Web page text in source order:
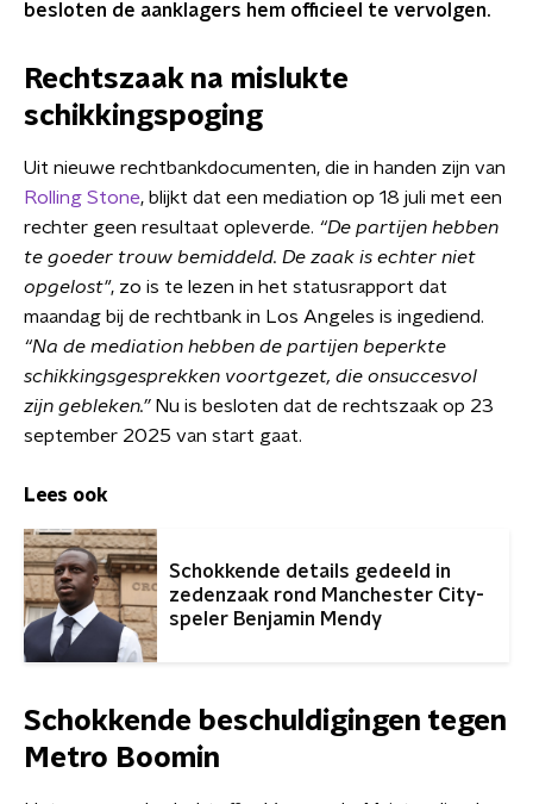
besloten de aanklagers hem officieel te vervolgen.
Rechtszaak na mislukte
schikkingspoging
Uit nieuwe rechtbankdocumenten, die in handen zijn van
Rolling Stone, blijkt dat een mediation op 18 juli met een
rechter geen resultaat opleverde. “De partijen hebben
te goeder trouw bemiddeld. De zaak is echter niet
opgelost", zo is te lezen in het statusrapport dat
maandag bij de rechtbank in Los Angeles is ingediend.
“Na de mediation hebben de partijen beperkte
schikkingsgesprekken voortgezet, die onsuccesvol
zijn gebleken.” Nu is besloten dat de rechtszaak op 23
september 2025 van start gaat.
Lees ook
Schokkende details gedeeld in
zedenzaak rond Manchester City-
speler Benjamin Mendy
Schokkende beschuldigingen tegen
Metro Boomin